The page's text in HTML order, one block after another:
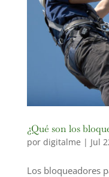
¿Qué son los
por digitalme | Jul
Los bloqueadores